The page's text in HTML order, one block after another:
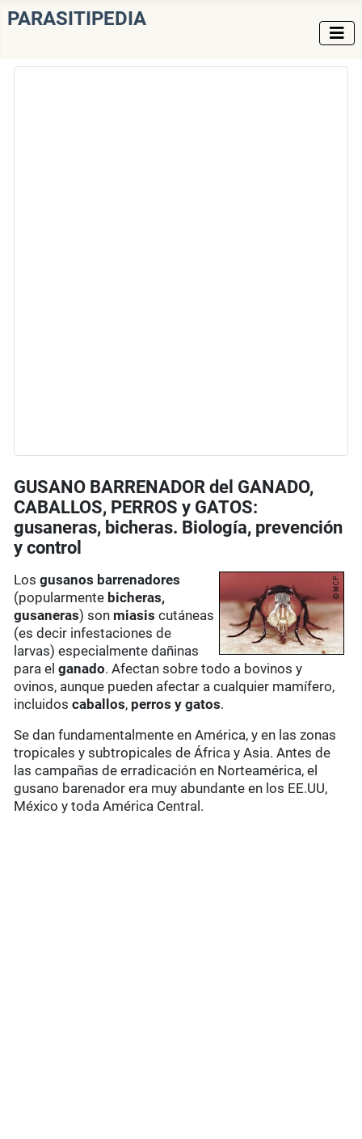
PARASITIPEDIA
GUSANO BARRENADOR del GANADO,
CABALLOS, PERROS y GATOS:
gusaneras, bicheras. Biología, prevención
y control
Losgusanos barrenadores
(popularmente bicheras,
gusaneras) son miasis cutáneas
(es decir infestaciones de
larvas) especialmente dañinas
para elganado. Afectan sobre todo a bovinos y
ovinos, aunque pueden afectar a cualquier mamífero,
incluidoscaballos, perros y gatos.
Se dan fundamentalmente en América, y en las zonas
tropicales y subtropicales de África y Asia. Antes de
las campañas de erradicación en Norteamérica, el
gusano barenador era muy abundante en los EE.UU,
México y toda América Central.